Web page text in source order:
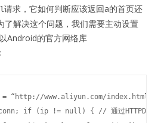
请求，它如何判断应该返回a的首页还
了解决这个问题，我们需要主动设置
Android的官方网络库
“ http : //www.aliyun.com/index.html";
if (ip != null ) { // 通过HTTPDNS